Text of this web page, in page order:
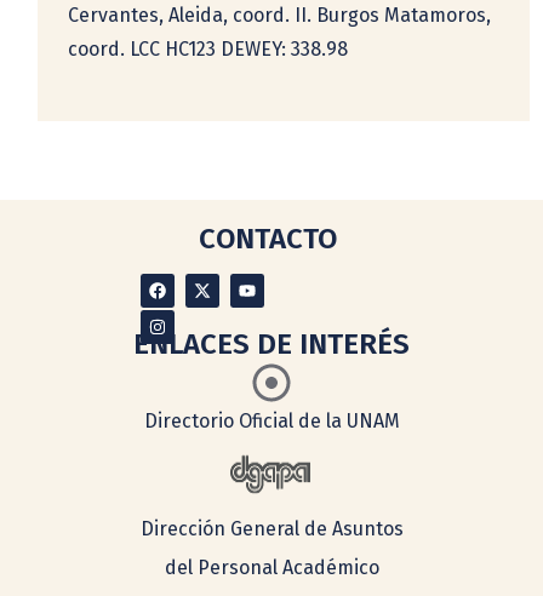
Cervantes, Aleida, coord. II. Burgos Matamoros,
coord. LCC HC123 DEWEY: 338.98
CONTACTO
ENLACES DE INTERÉS
Directorio Oficial de la UNAM
Dirección General de Asuntos
del Personal Académico